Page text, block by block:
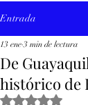
Entrada
De
histórico de
13 ene 3 min de lectura
Obtuvo NaN